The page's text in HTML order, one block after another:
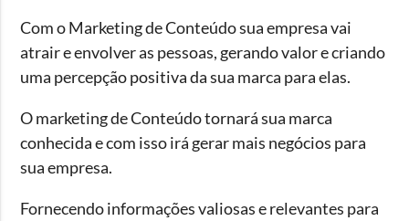
Com oMarketing de Conteúdosua empresa vai
atrair e envolver as pessoas, gerando valor e criando
uma percepção positiva da sua marca para elas.
O marketing de Conteúdo tornará sua marca
conhecida e com isso irá gerar mais negócios para
sua empresa.
Fornecendo informações valiosas e relevantes para